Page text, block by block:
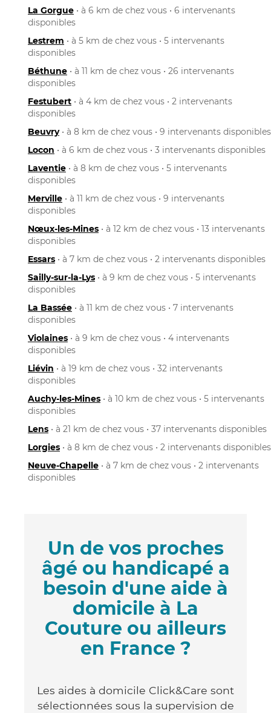
La Gorgue • à 6 km de chez vous • 6 intervenants
disponibles
Lestrem • à 5 km de chez vous • 5 intervenants
disponibles
Béthune • à 11 km de chez vous • 26 intervenants
disponibles
Festubert • à 4 km de chez vous • 2 intervenants
disponibles
Beuvry• à 8 km de chez vous • 9 intervenants disponibles
Locon • à 6 km de chez vous • 3 intervenants disponibles
Laventie • à 8 km de chez vous • 5 intervenants
disponibles
Merville • à 11 km de chez vous • 9 intervenants
disponibles
Nœux-les-Mines • à 12 km de chez vous • 13 intervenants
disponibles
Essars • à 7 km de chez vous • 2 intervenants disponibles
Sailly-sur-la-Lys • à 9 km de chez vous • 5 intervenants
disponibles
La Bassée • à 11 km de chez vous • 7 intervenants
disponibles
Violaines • à 9 km de chez vous • 4 intervenants
disponibles
Liévin • à 19 km de chez vous • 32 intervenants
disponibles
Auchy-les-Mines • à 10 km de chez vous • 5 intervenants
disponibles
Lens • à 21 km de chez vous • 37 intervenants disponibles
Lorgies • à 8 km de chez vous • 2 intervenants disponibles
Neuve-Chapelle • à 7 km de chez vous • 2 intervenants
disponibles
Un de vos proches
âgé ou handicapé a
besoin d'une aide à
domicile à La
Couture ou ailleurs
en France ?
Les aides à domicile Click&Care sont
sélectionnées sous la supervision de